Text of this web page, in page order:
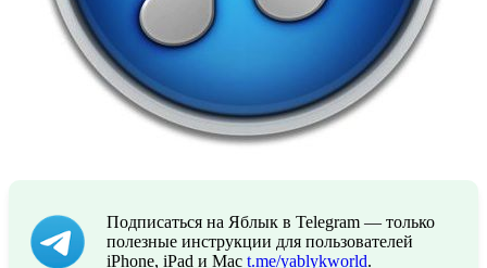
Подписаться на Яблык в Telegram — только
полезные инструкции для пользователей
iPhone, iPad и Mac t.me/yablykworld.